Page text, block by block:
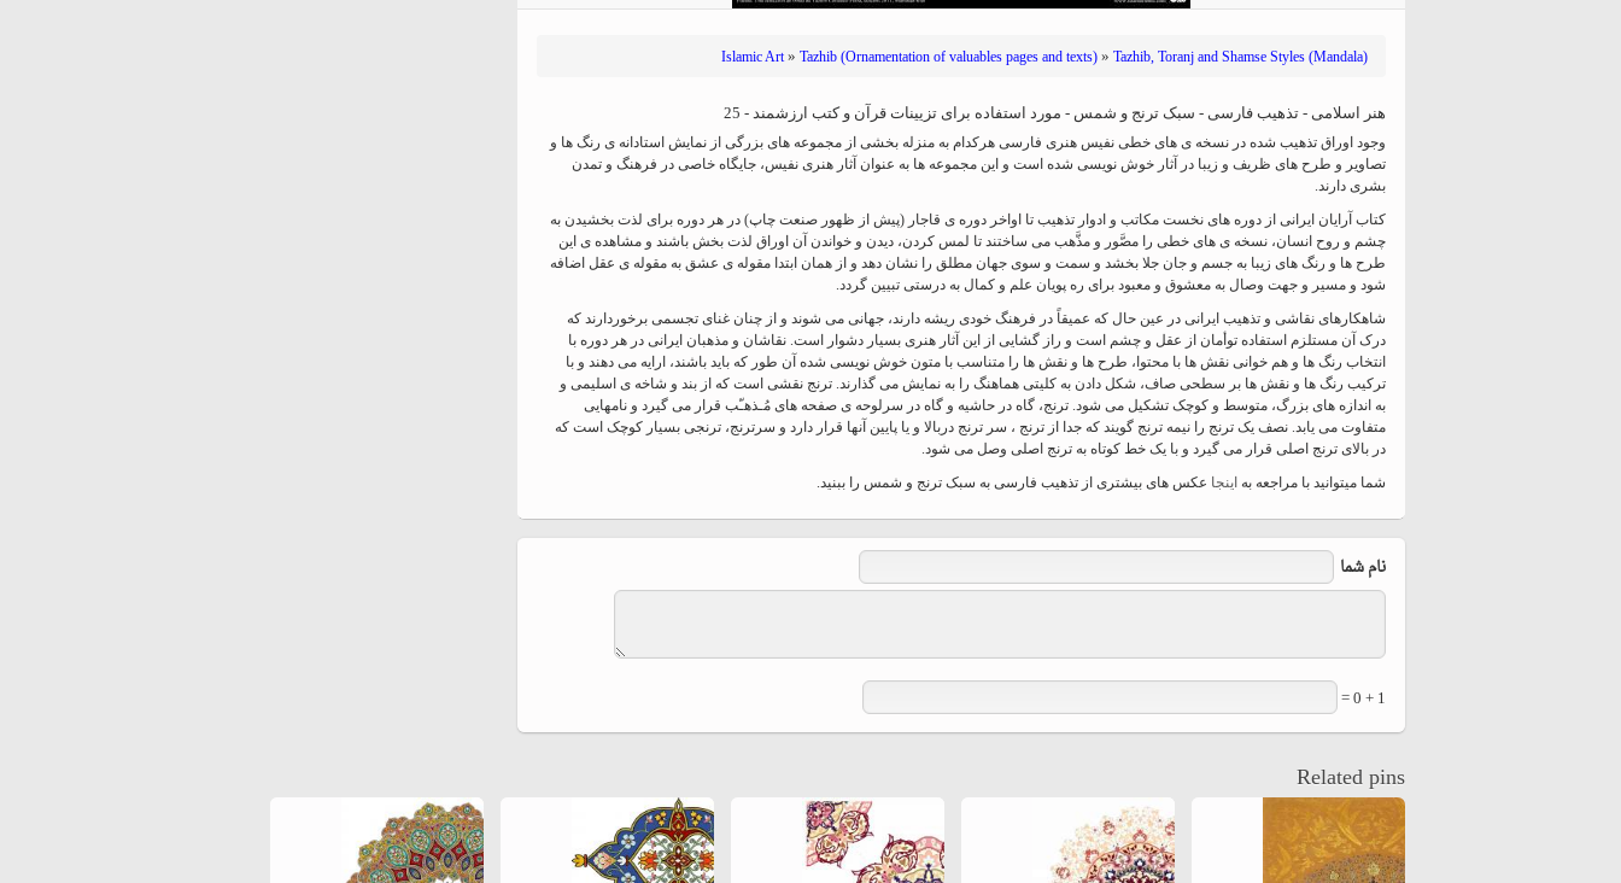
Miniatures of other collections
hiyri (XIX d.C).
Islamic Art» Tazhib (Ornamentation of valuables pages and texts) » Tazhib, Toranj and Shamse Styles (Mandala)
هنر اسلامی - تذهیب فارسی - سبک ترنج و شمس - مورد استفاده برای تزیینات قرآن و کتب ارزشمند - 25
وجود اوراق تذهیب شده در نسخه ی های خطی نفیس هنری فارسی هرکدام به منزله بخشی از مجموعه های بزرگی از نمایش استادانه ی رنگ ها و
تصاویر و طرح های ظریف و زیبا در آثار خوش نویسی شده است و این مجموعه ها به عنوان آثار هنری نفیس، جایگاه خاصی در فرهنگ و تمدن
بشری دارند.
کتاب آرایان ایرانی از دوره های نخست مکاتب و ادوار تذهیب تا اواخر دوره ی قاجار (پیش از ظهور صنعت چاپ) در هر دوره برای لذت بخشیدن به
چشم و روح انسان، نسخه ی های خطی را مصَّور و مذَّهب می ساختند تا لمس کردن، دیدن و خواندن آن اوراق لذت بخش باشند و مشاهده ی این
طرح ها و رنگ های زیبا به جسم و جان جلا بخشد و سمت و سوی جهان مطلق را نشان دهد و از همان ابتدا مقوله ی عشق به مقوله ی عقل اضافه
شود و مسیر و جهت وصال به معشوق و معبود برای ره پویان علم و کمال به درستی تبیین گردد.
شاهکارهای نقاشی و تذهیب ایرانی در عین حال که عمیقاً در فرهنگ خودی ریشه دارند، جهانی می شوند و از چنان غنای تجسمی برخوردارند که
درک آن مستلزم استفاده توأمان از عقل و چشم است و راز گشایی از این آثار هنری بسیار دشوار است. نقاشان و مذهبان ایرانی در هر دوره با
انتخاب رنگ ها و هم خوانی نقش ها با محتوا، طرح ها و نقش ها را متناسب با متون خوش نویسی شده آن طور که باید باشند، ارایه می دهند و با
ترکیب رنگ ها و نقش ها بر سطحی صاف، شکل دادن به کلیتی هماهنگ را به نمایش می گذارند. ترنج نقشی است که از بند و شاخه ی اسلیمی و
به اندازه های بزرگ، متوسط و کوچک تشکیل می شود. ترنج، گاه در حاشیه و گاه در سرلوحه ی صفحه های مُـذهـّب قرار می گیرد و نامهایی
متفاوت می یابد. نصف یک ترنج را نیمه ترنج گویند که جدا از ترنج ، سر ترنج دربالا و یا پایین آنها قرار دارد و سرترنج، ترنجی بسیار کوچک است که
در بالای ترنج اصلی قرار می گیرد و با یک خط کوتاه به ترنج اصلی وصل می شود.
شما میتوانید با مراجعه به اینجا عکس های بیشتری از تذهیب فارسی به سبک ترنج و شمس را ببنید.
نام شما
1 + 0 =
Related pins